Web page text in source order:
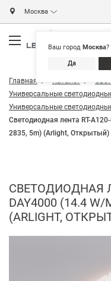
Москва
Ваш город Москва?
Да
Главная Каталог
Универсальные
Универсальные
Светодиодная лента RT-
2835, 5m) (Arlight, Открытый)
СВЕТОДИОДНАЯ
DAY4000 (14.4 W/
(ARLIGHT,